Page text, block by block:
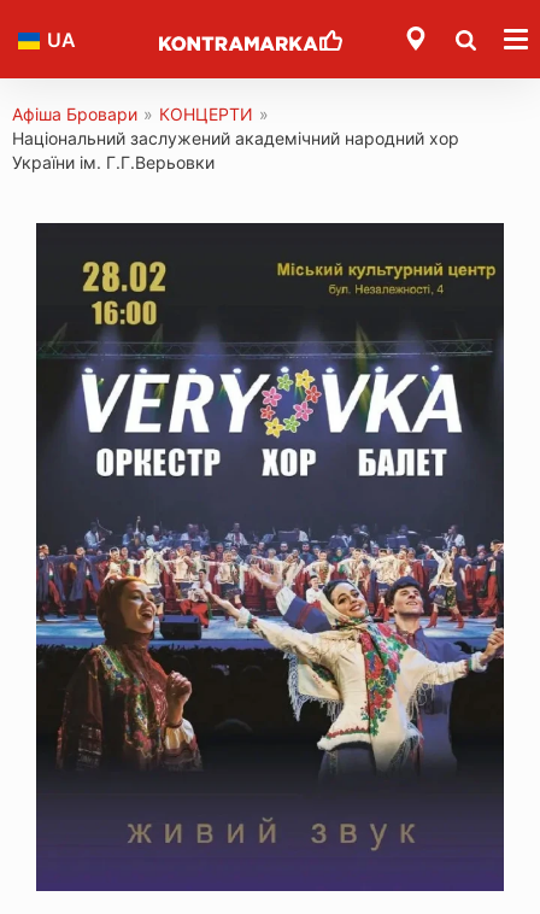
UA
Афіша Бровари » КОНЦЕРТИ »
Національний заслужений академічний народний хор
України ім. Г.Г.Верьовки